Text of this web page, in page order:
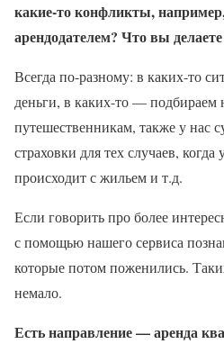
какие-то конфликты,
арендодателем? Что вы
Всегда по-разному: в каких-то
деньги, в каких-то — подбираем
путешественникам, также у нас
страховки для тех случаев, когда
происходит с жильем и т.д.
Если говорить про более
с помощью нашего сервиса
которые потом поженились.
немало.
Есть направление — аренда